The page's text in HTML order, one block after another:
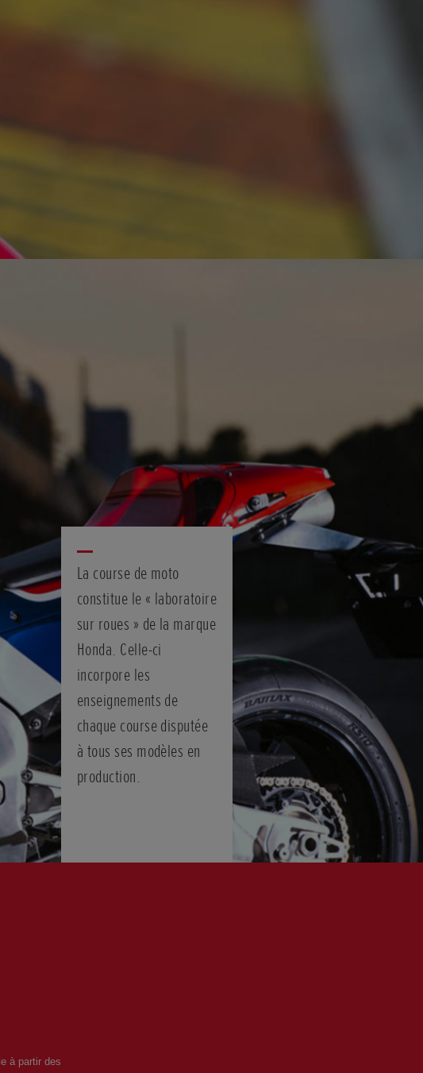
La course de moto
constitue le « laboratoire
sur roues » de la marque
Honda. Celle-ci
incorpore les
enseignements de
chaque course disputée
à tous ses modèles en
production.
à partir des